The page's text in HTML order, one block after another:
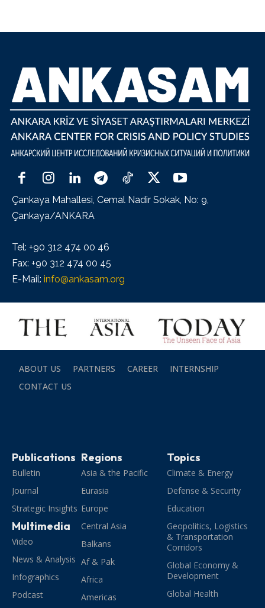
Çankaya Mahallesi, Cemal Nadir Sokak, No: 9,
Çankaya/ANKARA
Tel: +90 312 474 00 46
Fax: +90 312 474 00 45
E-Mail: info@ankasam.org
ABOUT US PARTNERS CAREER
INTERNSHIP
CONTACT US
Publications
Bulletin
Journal
Strategic Insights
Multimedia
Video
News & Analysis
Infographics
Podcast
Regions
Asia & the Pacific
Eurasia
Europe
Central Asia
Balkans
Af & Pak
Africa
Americas
Topics
Climate & Energy
Defense & Security
Education
Geopolitics, Logistics
& Transportation
Corridors
Global Economy &
Development
Global Health